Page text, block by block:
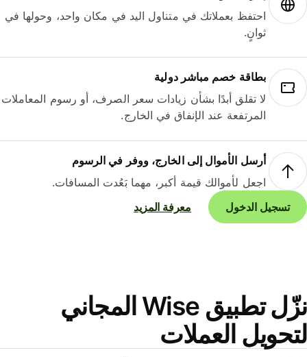
احتفظ بعملاتك في متناول اليد في مكان واحد، وحولها في
ثوانٍ.
بطاقة خصم مباشر دولية
لا تقلق أبدًا بشأن زيادات سعر الصرف، أو رسوم المعاملات
المرتفعة عند الإنفاق في الخارج.
أرسل الأموال إلى الخارج، ووفر في الرسوم
اجعل لأموالك قيمة أكبر، مهما بَعُدت المسافات.
تسجيل الدخول
معرفة المزيد
نزّل تطبيق Wise المجاني
العملات